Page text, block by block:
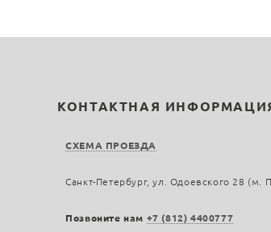
КОНТАКТНАЯ
СХЕМА ПРОЕЗДА
Санкт-Петербург, ул. Одоевского 28 (м.
Позвоните нам +7 (812) 4400777